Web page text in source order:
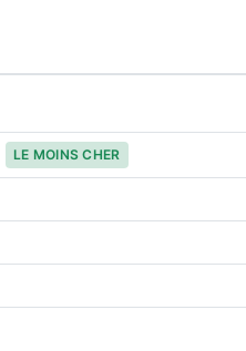
LE MOINS CHER